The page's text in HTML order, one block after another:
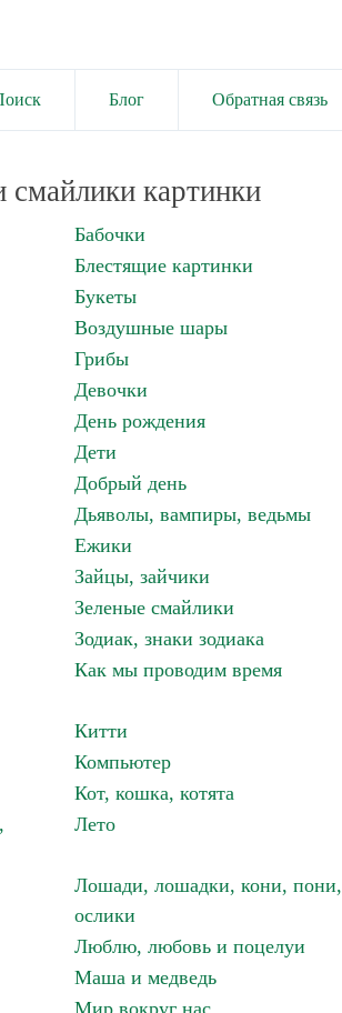
Блог Обратная связь
картинки
Бабочки
Блестящие картинки
Букеты
Воздушные шары
Грибы
Девочки
День рождения
Дети
Добрый день
Дьяволы, вампиры, ведьмы
Ежики
Зайцы, зайчики
Зеленые смайлики
Зодиак, знаки зодиака
Как мы проводим время
Китти
Компьютер
Кот, кошка, котята
Лето
Лошади, лошадки, кони, пони,
ослики
Люблю, любовь и поцелуи
Маша и медведь
Мир вокруг нас